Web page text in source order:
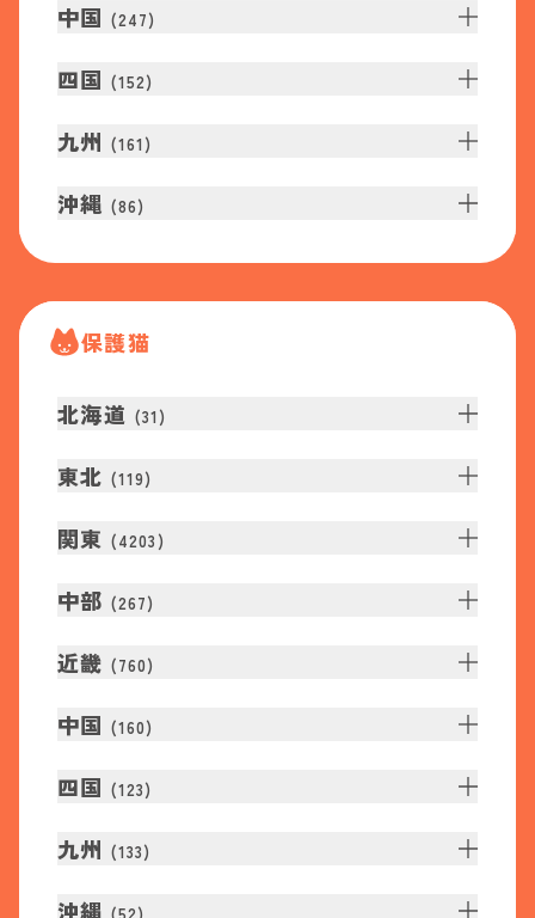
中国 (247)
四国 (152)
九州 (161 )
沖縄 (86)
保護猫
北海道 (31 )
東北 (119)
関東 (4203 )
中部 (267)
近畿 (760)
中国 (160)
四国 (123)
九州 (133)
沖縄